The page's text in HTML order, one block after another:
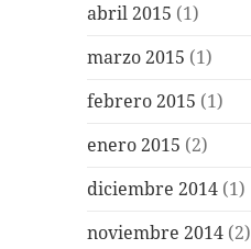
abril 2015 (1)
marzo 2015 (1)
febrero 2015 (1)
enero 2015 (2)
diciembre 2014 (1)
noviembre 2014 (2)